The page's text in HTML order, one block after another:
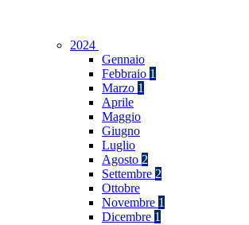
2024
Gennaio
Febbraio 1
Marzo 1
Aprile
Maggio
Giugno
Luglio
Agosto 2
Settembre 2
Ottobre
Novembre 1
Dicembre 1